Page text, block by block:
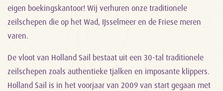
eigen boekingskantoor! Wij verhuren onze traditionele
zeilschepen die op het Wad, IJsselmeer en de Friese meren
varen.
De vloot van Holland Sail bestaat uit een 30-tal traditionele
zeilschepen zoals authentieke tjalken en imposante klippers.
Holland Sail is in het voorjaar van 2009 van start gegaan met